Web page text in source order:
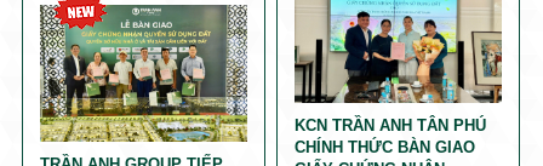
KCN TRẦN ANH TÂN PHÚ
CHÍNH THỨC BÀN GIAO